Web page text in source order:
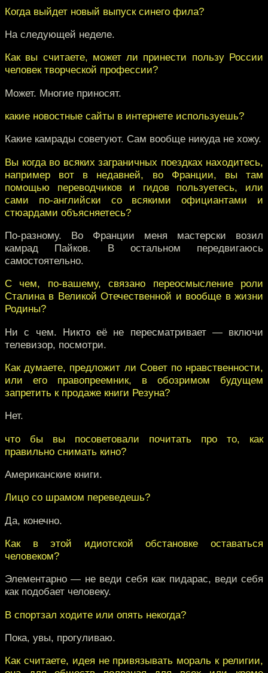
Когда выйдет новый выпуск синего фила?
На следующей неделе.
Как вы считаете, может ли принести пользу России
человек творческой профессии?
Может. Многие приносят.
какие новостные сайты в интернете используешь?
Какие камрады советуют. Сам вообще никуда не хожу.
Вы когда во всяких заграничных поездках находитесь,
например вот в недавней, во Франции, вы там
помощью переводчиков и гидов пользуетесь, или
сами по-английски со всякими официантами и
стюардами объясняетесь?
По-разному. Во Франции меня мастерски возил
камрад Пайков. В остальном передвигаюсь
самостоятельно.
С чем, по-вашему, связано переосмысление роли
Сталина в Великой Отечественной и вообще в жизни
Родины?
Ни с чем. Никто её не пересматривает — включи
телевизор, посмотри.
Как думаете, предложит ли Совет по нравственности,
или его правопреемник, в обозримом будущем
запретить к продаже книги Резуна?
Нет.
что бы вы посоветовали почитать про то, как
правильно снимать кино?
Американские книги.
Лицо со шрамом переведешь?
Да, конечно.
Как в этой идиотской обстановке оставаться
человеком?
Элементарно — не веди себя как пидарас, веди себя
как подобает человеку.
В спортзал ходите или опять некогда?
Пока, увы, прогуливаю.
Как считаете, идея не привязывать мораль к религии,